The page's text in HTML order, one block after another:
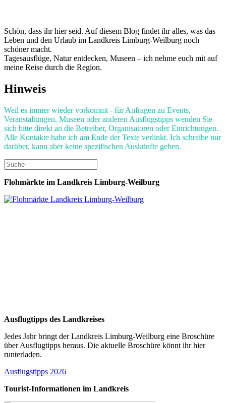
Schön, dass ihr hier seid. Auf diesem Blog findet ihr alles, was das
Leben und den Urlaub im Landkreis Limburg-Weilburg noch
schöner macht.
Tagesausflüge, Natur entdecken, Museen – ich nehme euch mit auf
meine Reise durch die Region.
Hinweis
Weil es immer wieder vorkommt - für Anfragen zu Events,
Veranstaltungen, Museen oder anderen Ausflugstipps wenden Sie
sich bitte direkt an die Betreiber, Organisatoren oder Einrichtungen.
Alle Kontakte habe ich am Ende der Texte verlinkt. Ich schreibe nur
darüber, kann aber keine spezifischen Auskünfte geben.
Flohmärkte im Landkreis Limburg-Weilburg
Ausflugtipps des Landkreises
Jedes Jahr bringt der Landkreis Limburg-Weilburg eine Broschüre
über Ausflugtipps heraus. Die aktuelle Broschüre könnt ihr hier
runterladen.
Ausflugstipps 2026
Tourist-Informationen im Landkreis